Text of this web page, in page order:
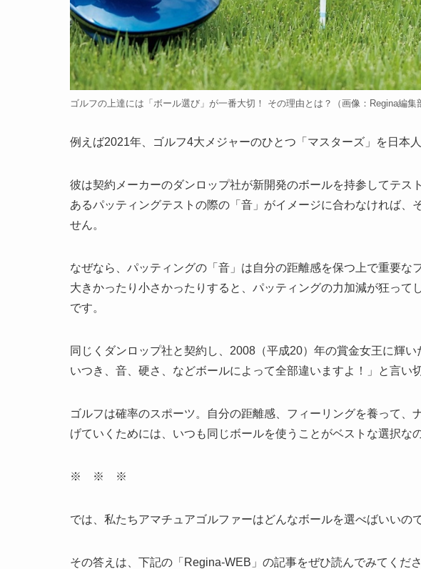
ゴルフの上達には「ボール選び」が一番大切！ その理由とは？（画像：Regina編集
例えば2021年、ゴルフ4大メジャーのひとつ「マスターズ」を日本
彼は契約メーカーのダンロップ社が新開発のボールを持参してテス
あるパッティングテストの際の「音」がイメージに合わなければ、
せん。
なぜなら、パッティングの「音」は自分の距離感を保つ上で重要な
大きかったり小さかったりすると、パッティングの力加減が狂って
です。
同じくダンロップ社と契約し、2008（平成20）年の賞金女王に輝
いつき、音、硬さ、などボールによって全部違いますよ！」と言い
ゴルフは確率のスポーツ。自分の距離感、フィーリングを養って、
げていくためには、いつも同じボールを使うことがベストな選択なの
※ ※ ※
では、私たちアマチュアゴルファーはどんなボールを選べばいいの
その答えは、下記の「Regina-WEB」の記事をぜひ読んでみてくだ